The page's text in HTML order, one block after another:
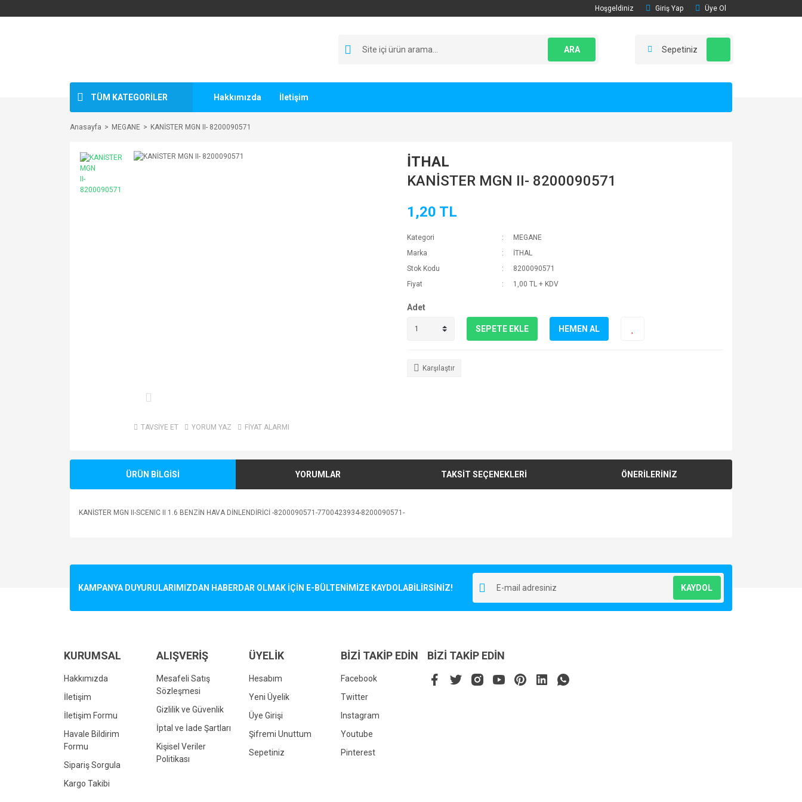
Hoşgeldiniz Giriş Yap Üye Ol
ARA Sepetiniz
TÜM KATEGORİLER Hakkımızda İletişim
Anasayfa MEGANE KANİSTER MGN II- 8200090571
TAVSİYE ET YORUM YAZ FİYAT ALARMI
İTHAL
KANİSTER MGN II- 8200090571
1,20 TL
Kategori
MEGANE
Marka
İTHAL
Stok Kodu
8200090571
Fiyat
1,00 TL + KDV
Adet
SEPETE EKLE HEMEN AL
Karşılaştır
ÜRÜN BİLGİSİ YORUMLAR TAKSİT SEÇENEKLERİ ÖNERİLERİNİZ
KANİSTER MGN II-SCENIC II 1.6 BENZİN HAVA DİNLENDİRİCİ -8200090571-7700423934-8200090571-
Ürün resmi kalitesiz, bozuk veya görüntülenemiyor.
Bu ürüne benzer farklı alternatifler olmalı.
KAMPANYA DUYURULARIMIZDAN HABERDAR OLMAK İÇİN E-BÜLTENİMİZE KAYDOLABİLİRSİNİZ! KAYDOL
KURUMSAL
Hakkımızda
İletişim
İletişim Formu
Havale Bildirim
Formu
Sipariş Sorgula
Kargo Takibi
ALIŞVERİŞ
Mesafeli Satış
Sözleşmesi
Gizlilik ve Güvenlik
İptal ve İade Şartları
Kişisel Veriler
Politikası
ÜYELİK
Hesabım
Yeni Üyelik
Üye Girişi
Şifremi Unuttum
Sepetiniz
BİZİ TAKİP EDİN
Facebook
Twitter
Instagram
Youtube
Pinterest
BİZİ TAKİP EDİN